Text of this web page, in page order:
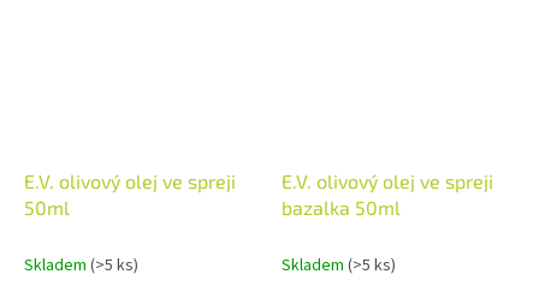
E.V. olivový olej ve spreji
50ml
Skladem (>5 ks)
E.V. olivový olej ve spreji
bazalka 50ml
Skladem (>5 ks)